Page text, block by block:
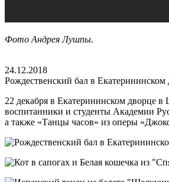
Фото Андрея Лушпы.
24.12.2018
Рождественский бал в Екатерининском
22 декабря в Екатерининском дворце
воспитанники и студенты Академии
а также «Танцы часов» из оперы